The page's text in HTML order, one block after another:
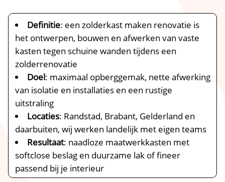
Definitie: een zolderkast maken renovatie is
het ontwerpen, bouwen en afwerken van vaste
kasten tegen schuine wanden tijdens een
zolderrenovatie
Doel: maximaal opberggemak, nette afwerking
van isolatie en installaties en een rustige
uitstraling
Locaties: Randstad, Brabant, Gelderland en
daarbuiten, wij werken landelijk met eigen teams
Resultaat: naadloze maatwerkkasten met
softclose beslag en duurzame lak of fineer
passend bij je interieur